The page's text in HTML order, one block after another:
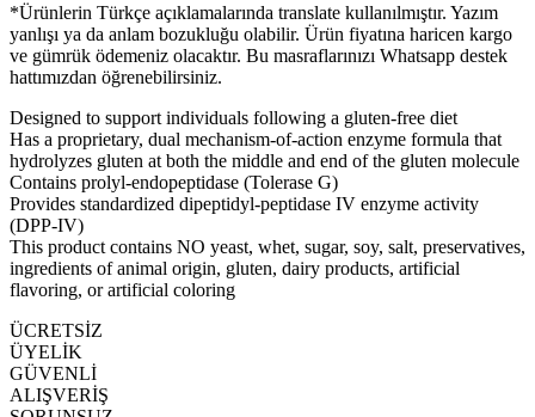
*Ürünlerin Türkçe açıklamalarında translate kullanılmıştır. Yazım
yanlışı ya da anlam bozukluğu olabilir. Ürün fiyatına haricen kargo
ve gümrük ödemeniz olacaktır. Bu masraflarınızı Whatsapp destek
hattımızdan öğrenebilirsiniz.
Designed to support individuals following a gluten-free diet
Has a proprietary, dual mechanism-of-action enzyme formula that
hydrolyzes gluten at both the middle and end of the gluten molecule
Contains prolyl-endopeptidase (Tolerase G)
Provides standardized dipeptidyl-peptidase IV enzyme activity
(DPP-IV)
This product contains NO yeast, whet, sugar, soy, salt, preservatives,
ingredients of animal origin, gluten, dairy products, artificial
flavoring, or artificial coloring
ÜCRETSİZ
ÜYELİK
GÜVENLİ
ALIŞVERİŞ